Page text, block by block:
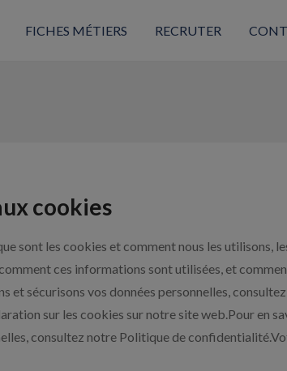
FICHES MÉTIERS RECRUTER
cookies
sont les cookies et comment nous les utilisons,
ces informations sont utilisées, et
et sécurisons vos données personnelles,
sur les cookies sur notre site web.Pour en
consultez notre Politique de